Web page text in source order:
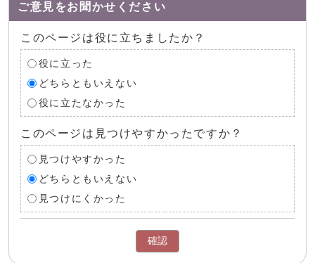
ご意見をお聞かせください
このページは役に立ちましたか？
役に立った
どちらともいえない
役に立たなかった
このページは見つけやすかったですか？
見つけやすかった
どちらともいえない
見つけにくかった
確認